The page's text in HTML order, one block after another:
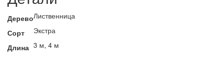
ДеревоЛиственница
Сорт
Экстра
Длина 3 м, 4 м